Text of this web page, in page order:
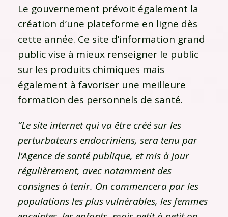
Le gouvernement prévoit également la
création d’une plateforme en ligne dès
cette année. Ce site d’information grand
public vise à mieux renseigner le public
sur les produits chimiques mais
également à favoriser une meilleure
formation des personnels de santé.
“Le site internet qui va être créé sur les
perturbateurs endocriniens, sera tenu par
l’Agence de santé publique, et mis à jour
régulièrement, avec notamment des
consignes à tenir. On commencera par les
populations les plus vulnérables, les femmes